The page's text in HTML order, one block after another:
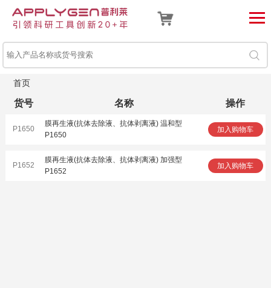
首页
货号 名称 操作
P1650
膜再生液(抗体去除液、抗体剥离液) 温和型
P1650
加入购物车
P1652
膜再生液(抗体去除液、抗体剥离液) 加强型
P1652
加入购物车